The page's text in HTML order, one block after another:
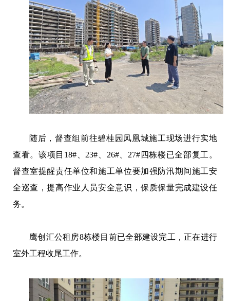
随后，督查组前往碧桂园凤凰城施工现场进行实地
查看。该项目18#、23#、26#、27#四栋楼已全部复工。
督查室提醒责任单位和施工单位要加强防汛期间施工安
全巡查，提高作业人员安全意识，保质保量完成建设任
务。
鹰创汇公租房8栋楼目前已全部建设完工，正在进行
室外工程收尾工作。